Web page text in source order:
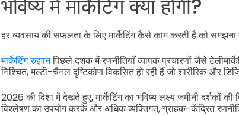
भविष्य में मार्केटिंग क्या होगी?
हर व्यवसाय की सफलता के लिए मार्केटिंग कैसे काम करती है को समझना
मार्केटिंग रुझानपिछले दशक में रणनीतियाँ व्यापक प्रचारणों जैसे
निश्चित, मल्टी-चैनल दृष्टिकोण विकसित हो रही हैं जो शारीरिक और
2026 की दिशा में देखते हुए, मार्केटिंग का भविष्य लक्ष्य जमीनी
विश्लेषण का उपयोग करके और अधिक व्यक्तिगत, ग्राहक-केंद्रित